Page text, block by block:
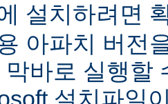
설치하려면
아파치 버전
막바로 실행할
설치파일